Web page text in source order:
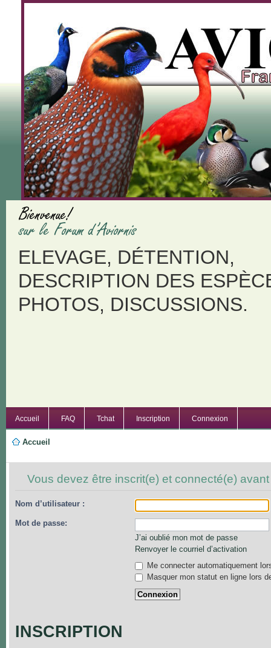
ELEVAGE, DÉTENTION,
DESCRIPTION DES
PHOTOS, DISCUSSIONS.
Accueil FAQ Tchat Inscription Connexion
Accueil
Vous devez être inscrit(e) et connecté(e)
Nom d’utilisateur :
Mot de passe:
J’ai oublié mon mot de passe
Renvoyer le courriel d’activation
Me connecter automatiquement
Masquer mon statut en ligne lors
INSCRIPTION